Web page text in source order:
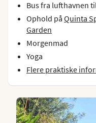
Bus fra lufthavnen
Ophold på Quinta
Garden
Morgenmad
Yoga
Flere praktiske